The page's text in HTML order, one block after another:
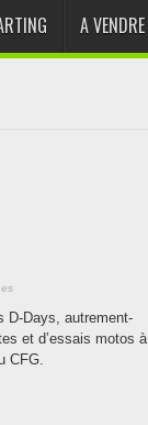
A VENDRE
D-Days, autrement-
et d’essais motos à
CFG.